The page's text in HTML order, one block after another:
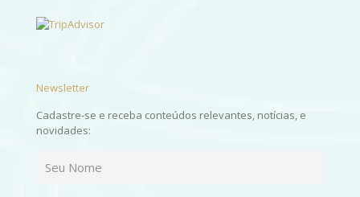
Newsletter
Cadastre-se e receba conteúdos relevantes, notícias, e
novidades: